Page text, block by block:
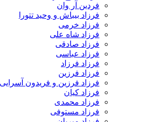
فردین آر وان
فرزاد بیباش و وحید تتورا
فرزاد خرمی
فرزاد شاه علی
فرزاد صادقی
فرزاد عباسی
فرزاد فرزاد
فرزاد فرزین
فرزاد فرزین و فریدون آسرایی
فرزاد کیان
فرزاد محمدی
فرزاد مستوفی